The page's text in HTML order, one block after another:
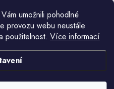
umožnili pohodlné
provozu webu neustále
použitelnost. Více informací
a jede n byl praskly dole a
resit tak zadna odpoved